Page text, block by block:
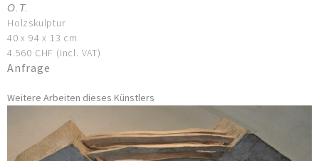
O.T.
Holzskulptur
40 x 94 x 13 cm
4.560 CHF (incl. VAT)
Anfrage
Weitere Arbeiten dieses Künstlers